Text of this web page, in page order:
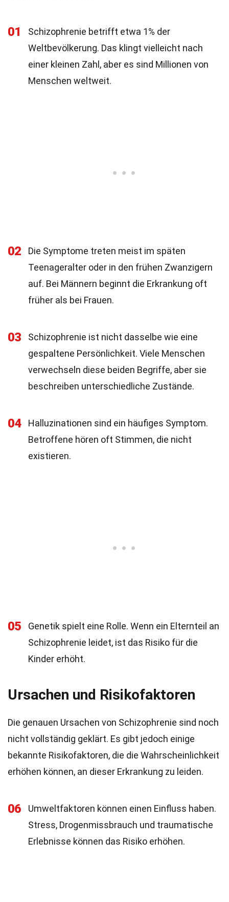
01
Schizophrenie betrifft etwa 1% der
Weltbevölkerung. Das klingt vielleicht nach
einer kleinen Zahl, aber es sind Millionen von
Menschen weltweit.
02
Die Symptome treten meist im späten
Teenageralter oder in den frühen Zwanzigern
auf. Bei Männern beginnt die Erkrankung oft
früher als bei Frauen.
03
Schizophrenie ist nicht dasselbe wie eine
gespaltene Persönlichkeit. Viele Menschen
verwechseln diese beiden Begriffe, aber sie
beschreiben unterschiedliche Zustände.
04
Halluzinationen sind ein häufiges Symptom.
Betroffene hören oft Stimmen, die nicht
existieren.
05
Genetik spielt eine Rolle. Wenn ein Elternteil an
Schizophrenie leidet, ist das Risiko für die
Kinder erhöht.
Ursachen und Risikofaktoren
Die genauen Ursachen von Schizophrenie sind noch
nicht vollständig geklärt. Es gibt jedoch einige
bekannte Risikofaktoren, die die Wahrscheinlichkeit
erhöhen können, an dieser Erkrankung zu leiden.
06
Umweltfaktoren können einen Einfluss haben.
Stress, Drogenmissbrauch und traumatische
Erlebnisse können das Risiko erhöhen.